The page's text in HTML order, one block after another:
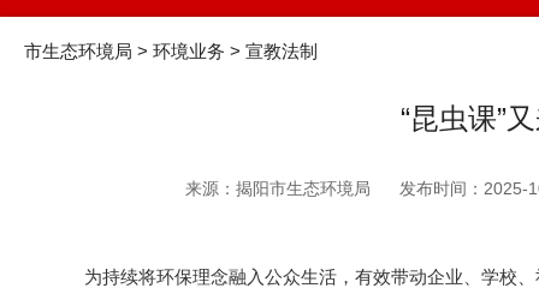
环境保护标准 | 政策法规
市生态环境局 > 环境业务 > 宣教法制
“昆虫课”
来源：揭阳市生态环境局 发布时间：2025-
为持续将环保理念融入公众生活，有效带动企业、学校、